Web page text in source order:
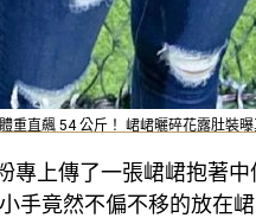
重直飆 54 公斤！ 峮峮曬碎花露肚裝
專上傳了一張峮峮抱著
手竟然不偏不移的放在